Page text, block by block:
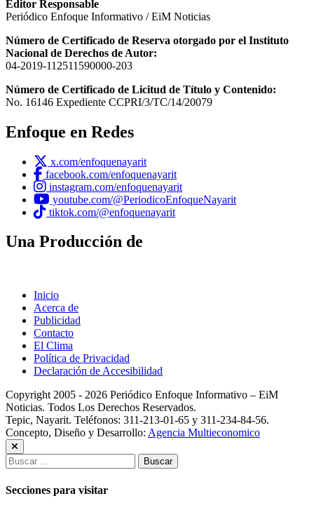
Editor Responsable
Periódico Enfoque Informativo / EiM Noticias
Número de Certificado de Reserva otorgado por el Instituto
Nacional de Derechos de Autor:
04-2019-112511590000-203
Número de Certificado de Licitud de Título y Contenido:
No. 16146 Expediente CCPRI/3/TC/14/20079
Enfoque en Redes
x.com/enfoquenayarit
facebook.com/enfoquenayarit
instagram.com/enfoquenayarit
youtube.com/@PeriodicoEnfoqueNayarit
tiktok.com/@enfoquenayarit
Una Producción de
Inicio
Acerca de
Publicidad
Contacto
El Clima
Política de Privacidad
Declaración de Accesibilidad
Copyright 2005 - 2026 Periódico Enfoque Informativo – EiM
Noticias. Todos Los Derechos Reservados.
Tepic, Nayarit. Teléfonos: 311-213-01-65 y 311-234-84-56.
Concepto, Diseño y Desarrollo: Agencia Multieconomico
Buscar:
Secciones para visitar